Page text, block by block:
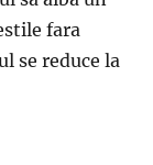
fara
se reduce la